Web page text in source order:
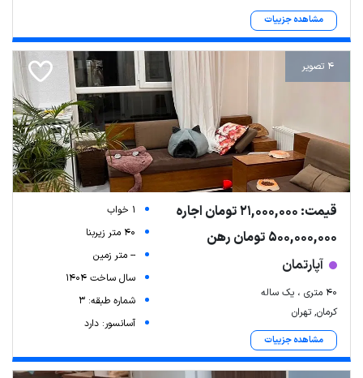
مشاهده جزییات
4 تصویر
قیمت: 21,000,000 تومان اجاره
500,000,000 تومان رهن
آپارتمان
40 متری ، یک ساله
کرمان, تهران
مشاهده جزییات
1 خواب
40 متر زیربنا
-- متر زمین
سال ساخت 1404
شماره طبقه: 3
آسانسور: دارد